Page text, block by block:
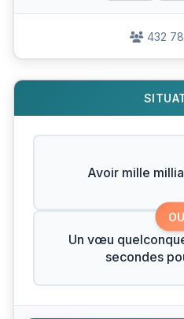
432
Avoir mille
OU
Un vœu
secondes